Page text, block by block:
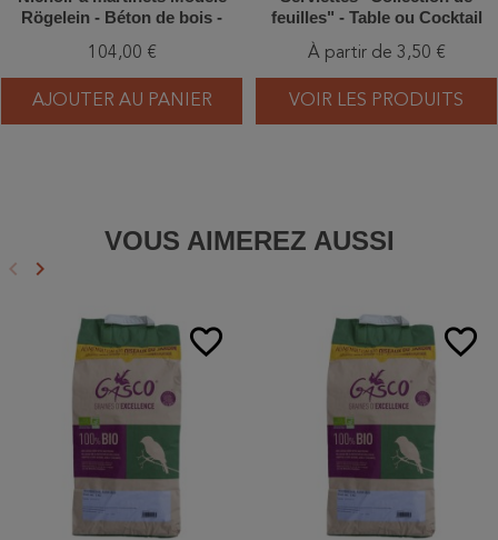
Rögelein - Béton de bois -
104,00 €
AJOUTER AU PANIER
feuilles" - Table ou Cocktail
À partir de 3,50 €
VOIR LES PRODUITS
VOUS AIMEREZ AUSSI
Précédent
keyboard_arrow_left Suivant
keyboard_arrow_right
favorite_border favorite_border